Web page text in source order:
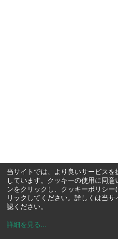
当サイトでは、より良いサービス
しています。クッキーの使用に同
ンをクリックし、クッキーポリシ
リックしてください。詳しくは当サ
認ください。
詳細を見る ...